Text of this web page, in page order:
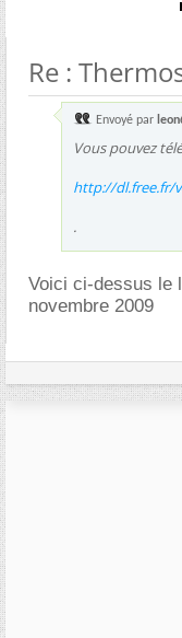
Re :
Envoyé par
Vous pouvez
http://dl.free.fr/
.
Voici ci-dessus le
novembre 2009